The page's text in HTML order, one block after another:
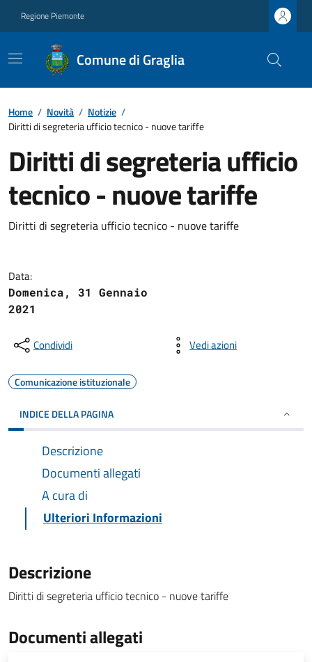
Regione Piemonte
Comune di Graglia
Home / Novità / Notizie /
Diritti di segreteria ufficio tecnico - nuove tariffe
Diritti di segreteria ufficio
tecnico - nuove tariffe
Diritti di segreteria ufficio tecnico - nuove tariffe
Data:
Domenica, 31 Gennaio
2021
Condividi Vedi azioni
Comunicazione istituzionale
INDICE DELLA PAGINA
Descrizione
Documenti allegati
A cura di
Ulteriori Informazioni
Descrizione
Diritti di segreteria ufficio tecnico - nuove tariffe
Documenti allegati